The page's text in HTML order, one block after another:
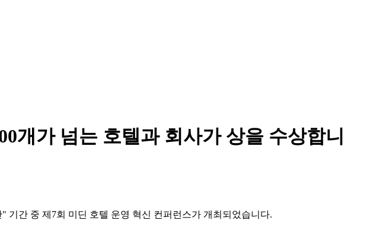
개가 넘는 호텔과 회사가 상을 수상합니
기간 중 제7회 미딘 호텔 운영 혁신 컨퍼런스가 개최되었습니다.